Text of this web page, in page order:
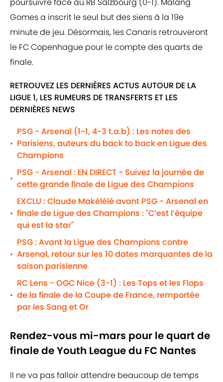
Gomes a inscrit le seul but des siens à la 19e
minute de jeu. Désormais, les Canaris retrouveront
le FC Copenhague pour le compte des quarts de
finale.
RETROUVEZ LES DERNIÈRES ACTUS AUTOUR DE LA
LIGUE 1, LES RUMEURS DE TRANSFERTS ET LES
DERNIÈRES NEWS
•
PSG - Arsenal (1-1, 4-3 t.a.b) : Les notes des
Parisiens, auteurs du back to back en Ligue des
Champions
•
PSG - Arsenal : EN DIRECT - Suivez la journée de
cette grande finale de Ligue des Champions
•
EXCLU : Claude Makélélé avant PSG - Arsenal en
finale de Ligue des Champions : "C’est l’équipe
qui est la star"
•
PSG : Avant la Ligue des Champions contre
Arsenal, retour sur les 10 dates marquantes de la
saison parisienne
•
RC Lens - OGC Nice (3-1) : Les Tops et les Flops
de la finale de la Coupe de France, remportée
par les Sang et Or
Rendez-vous mi-mars pour le quart de
finale de Youth League du FC Nantes
Il ne va pas falloir attendre beaucoup de temps